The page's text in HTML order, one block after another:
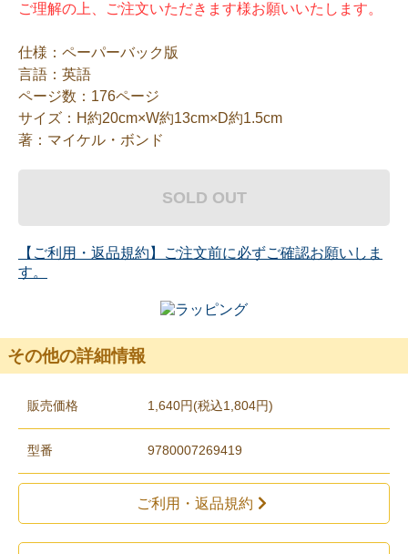
ご理解の上、ご注文いただきます様お願いいたします。
仕様：ペーパーバック版
言語：英語
ページ数：176ページ
サイズ：H約20cm×W約13cm×D約1.5cm
著：マイケル・ボンド
SOLD OUT
【ご利用・返品規約】ご注文前に必ずご確認お願いしま
す。
その他の詳細情報
販売価格 1,640円(税込1,804円)
型番 9780007269419
ご利用・返品規約